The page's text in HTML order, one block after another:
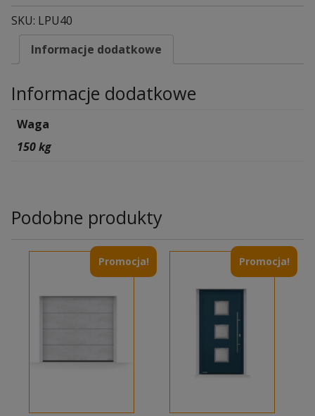
SKU: LPU40
Informacje dodatkowe
Informacje dodatkowe
Waga
150 kg
Podobne produkty
Promocja! Promocja!